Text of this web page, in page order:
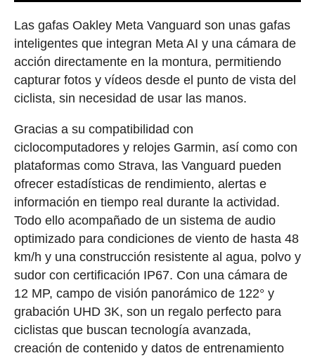
Las gafas Oakley Meta Vanguard son unas gafas
inteligentes que integran Meta AI y una cámara de
acción directamente en la montura, permitiendo
capturar fotos y vídeos desde el punto de vista del
ciclista, sin necesidad de usar las manos.
Gracias a su compatibilidad con
ciclocomputadores y relojes Garmin, así como con
plataformas como Strava, las Vanguard pueden
ofrecer estadísticas de rendimiento, alertas e
información en tiempo real durante la actividad.
Todo ello acompañado de un sistema de audio
optimizado para condiciones de viento de hasta 48
km/h y una construcción resistente al agua, polvo y
sudor con certificación IP67. Con una cámara de
12 MP, campo de visión panorámico de 122° y
grabación UHD 3K, son un regalo perfecto para
ciclistas que buscan tecnología avanzada,
creación de contenido y datos de entrenamiento